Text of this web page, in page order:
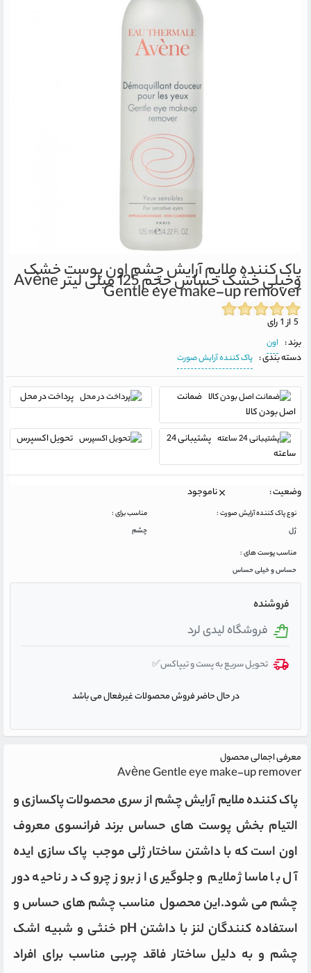
پاک کننده ملایم آرایش چشم اون پوست خشک
وخیلی خشک حساس حجم 125 میلی لیتر Avène Gentle eye make-up remover
برند : اون
دسته بندی : پاک کننده آرایش صورت
ضمانت
اصل بودن کالا
پرداخت در محل
پشتیبانی 24
ساعته
تحویل اکسپرس
وضعیت : ناموجود
نوع پاک کننده آرایش صورت :
ژل
مناسب برای :
چشم
مناسب پوست های :
حساس و خیلی حساس
فروشنده
فروشگاه لیدی لرد
تحویل سریع به پست و تیپاکس✅
در حال حاضر فروش محصولات غیرفعال می باشد
معرفی اجمالی محصول
Avène Gentle eye make-up remover
پاک کننده ملایم آرایش چشم از سری محصولات پاکسازی و
التیام بخش پوست های حساس برند فرانسوی معروف
اون است که با داشتن ساختار ژلی موجب پاک سازی ایده
آل با ماساژ ملایم و جلوگیری از بروز چروک در ناحیه دور
چشم می شود.این محصول مناسب چشم های حساس و
استفاده کنندگان لنز با داشتن pH خنثی و شبیه اشک
چشم و به دلیل ساختار فاقد چربی مناسب برای افراد